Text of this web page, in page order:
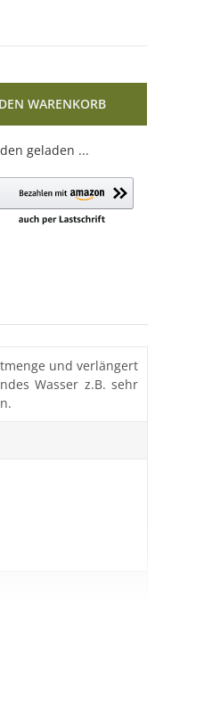
WARENKORB
geladen ...
und verlängert
Wasser z.B. sehr